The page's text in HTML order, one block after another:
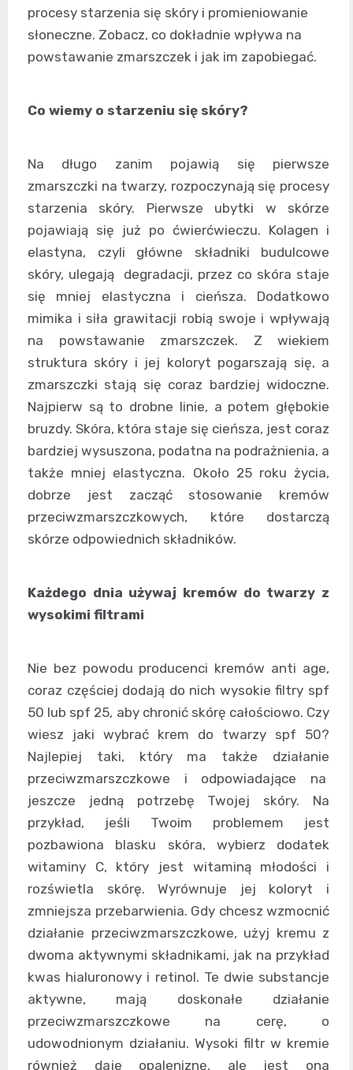
procesy starzenia się skóry i promieniowanie
słoneczne. Zobacz, co dokładnie wpływa na
powstawanie zmarszczek i jak im zapobiegać.
Co wiemy o starzeniu się skóry?
Na długo zanim pojawią się pierwsze
zmarszczki na twarzy, rozpoczynają się procesy
starzenia skóry. Pierwsze ubytki w skórze
pojawiają się już po ćwierćwieczu. Kolagen i
elastyna, czyli główne składniki budulcowe
skóry, ulegają degradacji, przez co skóra staje
się mniej elastyczna i cieńsza. Dodatkowo
mimika i siła grawitacji robią swoje i wpływają
na powstawanie zmarszczek. Z wiekiem
struktura skóry i jej koloryt pogarszają się, a
zmarszczki stają się coraz bardziej widoczne.
Najpierw są to drobne linie, a potem głębokie
bruzdy. Skóra, która staje się cieńsza, jest coraz
bardziej wysuszona, podatna na podrażnienia, a
także mniej elastyczna. Około 25 roku życia,
dobrze jest zacząć stosowanie kremów
przeciwzmarszczkowych, które dostarczą
skórze odpowiednich składników.
Każdego dnia używaj kremów do twarzy z
wysokimi filtrami
Nie bez powodu producenci kremów anti age,
coraz częściej dodają do nich wysokie filtry spf
50 lub spf 25, aby chronić skórę całościowo. Czy
wiesz jaki wybrać krem do twarzy spf 50?
Najlepiej taki, który ma także działanie
przeciwzmarszczkowe i odpowiadające na
jeszcze jedną potrzebę Twojej skóry. Na
przykład, jeśli Twoim problemem jest
pozbawiona blasku skóra, wybierz dodatek
witaminy C, który jest witaminą młodości i
rozświetla skórę. Wyrównuje jej koloryt i
zmniejsza przebarwienia. Gdy chcesz wzmocnić
działanie przeciwzmarszczkowe, użyj kremu z
dwoma aktywnymi składnikami, jak na przykład
kwas hialuronowy i retinol. Te dwie substancje
aktywne, mają doskonałe działanie
przeciwzmarszczkowe na cerę, o
udowodnionym działaniu. Wysoki filtr w kremie
również daje opaleniznę, ale jest ona